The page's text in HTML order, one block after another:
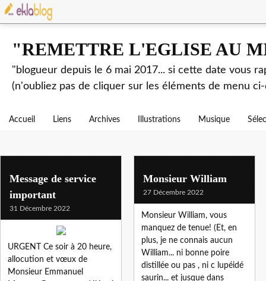
"REMETTRE L'EGLISE AU
"blogueur depuis le 6 mai 2017... si cette date vous
(n'oubliez pas de cliquer sur les éléments de menu
Accueil Liens Archives Illustrations Musique
Message de service
important
31 Décembre 2022
URGENT Ce soir à 20 heure,
allocution et vœux de
Monsieur Emmanuel
Monsieur William
27 Décembre 2022
Monsieur William, vous
manquez de tenue! (Et, en
plus, je ne connais aucun
William... ni bonne poire
distillée ou pas , ni c lupéidé
saurin... et jusque dans